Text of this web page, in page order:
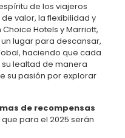
de los viajeros
valor, la flexibilidad y
Hotels y Marriott,
lugar para descansar,
haciendo que cada
lealtad de manera
su pasión por explorar
de recompensas
para el 2025 serán